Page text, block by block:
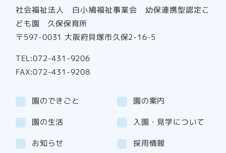
社会福祉法人 白小鳩福祉事業会 幼保連携型認定こ
ども園 久保保育所
〒597-0031 大阪府貝塚市久保2-16-5
TEL:072-431-9206
FAX:072-431-9208
園のできごと 園の案内
園の生活 入園・見学について
お知らせ
採用情報